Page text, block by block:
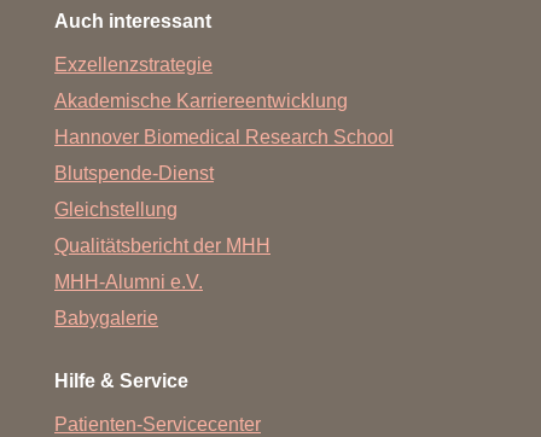
Auch interessant
Exzellenzstrategie
Akademische Karriereentwicklung
Hannover Biomedical Research School
Blutspende-Dienst
Gleichstellung
Qualitätsbericht der MHH
MHH-Alumni e.V.
Babygalerie
Hilfe & Service
Patienten-Servicecenter